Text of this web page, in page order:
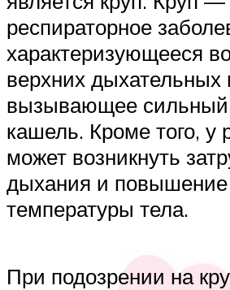
респираторное
характеризующееся
верхних дыхательных
вызывающее
кашель. Кроме того, у
может возникнуть
дыхания и повышение
температуры тела.
При подозрении на